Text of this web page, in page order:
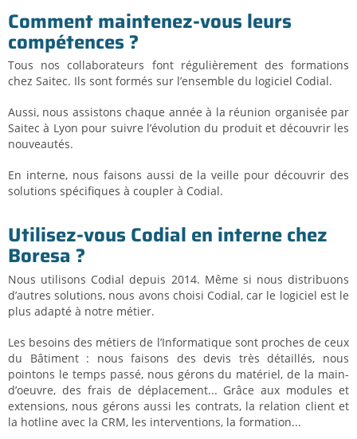
Comment maintenez-vous leurs
compétences ?
Tous nos collaborateurs font régulièrement des formations
chez Saitec. Ils sont formés sur l’ensemble du logiciel Codial.
Aussi, nous assistons chaque année à la réunion organisée par
Saitec à Lyon pour suivre l’évolution du produit et découvrir les
nouveautés.
En interne, nous faisons aussi de la veille pour découvrir des
solutions spécifiques à coupler à Codial.
Utilisez-vous Codial en interne chez
Boresa ?
Nous utilisons Codial depuis 2014. Même si nous distribuons
d’autres solutions, nous avons choisi Codial, car le logiciel est le
plus adapté à notre métier.
Les besoins des métiers de l’Informatique sont proches de ceux
du Bâtiment : nous faisons des devis très détaillés, nous
pointons le temps passé, nous gérons du matériel, de la main-
d’oeuvre, des frais de déplacement... Grâce aux modules et
extensions, nous gérons aussi les contrats, la relation client et
la hotline avec la CRM, les interventions, la formation...